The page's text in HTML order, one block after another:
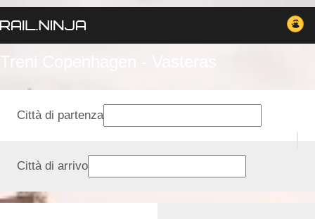
Città di partenza
Città di arrivo